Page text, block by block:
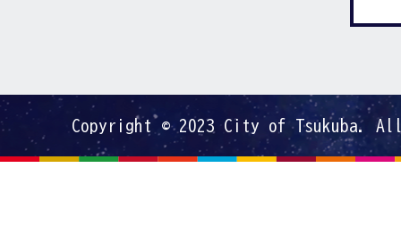
Copyright © 2023 City of Tsukuba.